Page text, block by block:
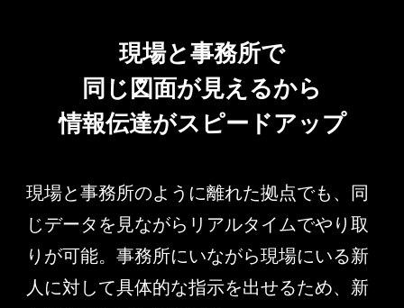
現場と事務所で
同じ図面が見えるから
情報伝達がスピードアップ
現場と事務所のように離れた拠点でも、同
じデータを見ながらリアルタイムでやり取
りが可能。事務所にいながら現場にいる新
人に対して具体的な指示を出せるため、新